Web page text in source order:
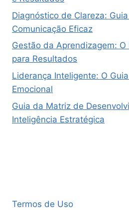
Diagnóstico de Clareza:
Comunicação Eficaz
Gestão da Aprendizagem: O
para Resultados
Liderança Inteligente: O
Emocional
Guia da Matriz de
Inteligência Estratégica
Termos de Uso